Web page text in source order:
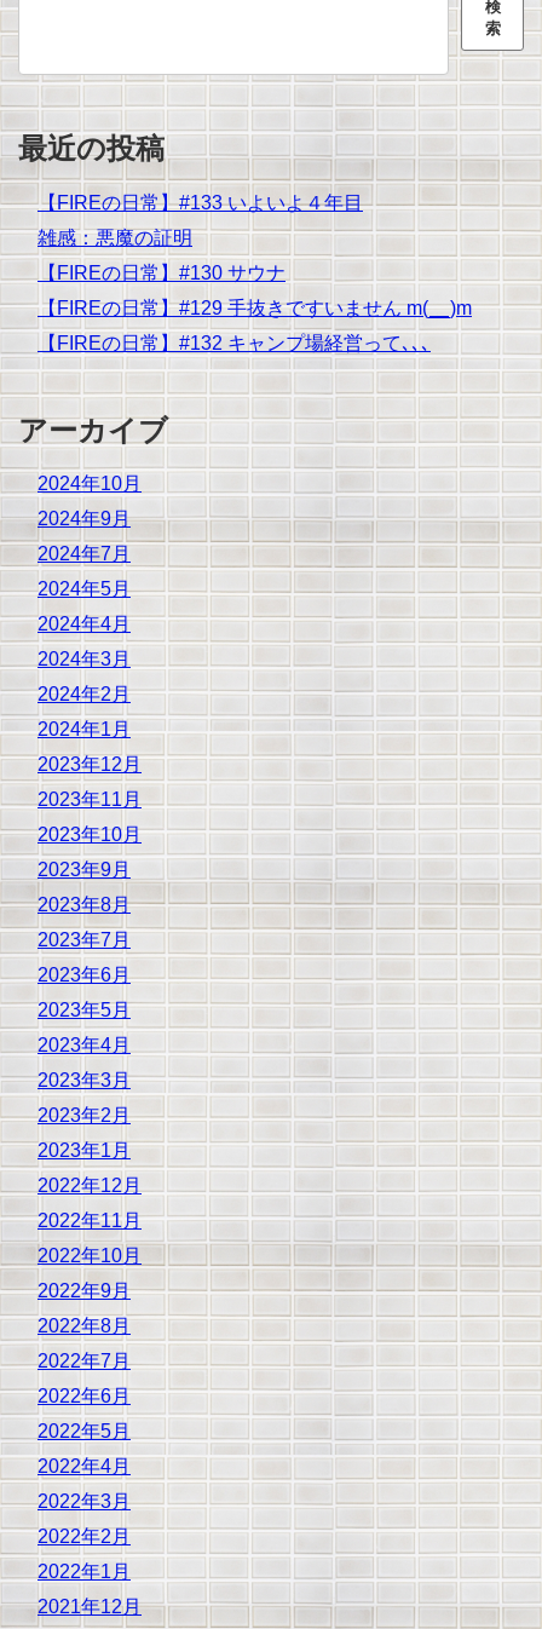
検
索
最近の投稿
【FIREの日常】#133 いよいよ４年目
雑感：悪魔の証明
【FIREの日常】#130 サウナ
【FIREの日常】#129 手抜きですいません m(__)m
【FIREの日常】#132 キャンプ場経営って､､､
アーカイブ
2024年10月
2024年9月
2024年7月
2024年5月
2024年4月
2024年3月
2024年2月
2024年1月
2023年12月
2023年11月
2023年10月
2023年9月
2023年8月
2023年7月
2023年6月
2023年5月
2023年4月
2023年3月
2023年2月
2023年1月
2022年12月
2022年11月
2022年10月
2022年9月
2022年8月
2022年7月
2022年6月
2022年5月
2022年4月
2022年3月
2022年2月
2022年1月
2021年12月